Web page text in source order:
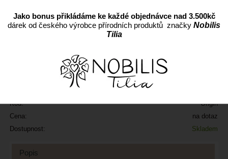
Přidat do oblíbených
Kód:
Origin
Cena:
na dotaz
Dostupnost:
Skladem
Popis
Jako bonus přikládáme ke každé objednávce nad 3.500kč
dárek od českého výrobce přírodních produktů značky Nobilis
Tilia